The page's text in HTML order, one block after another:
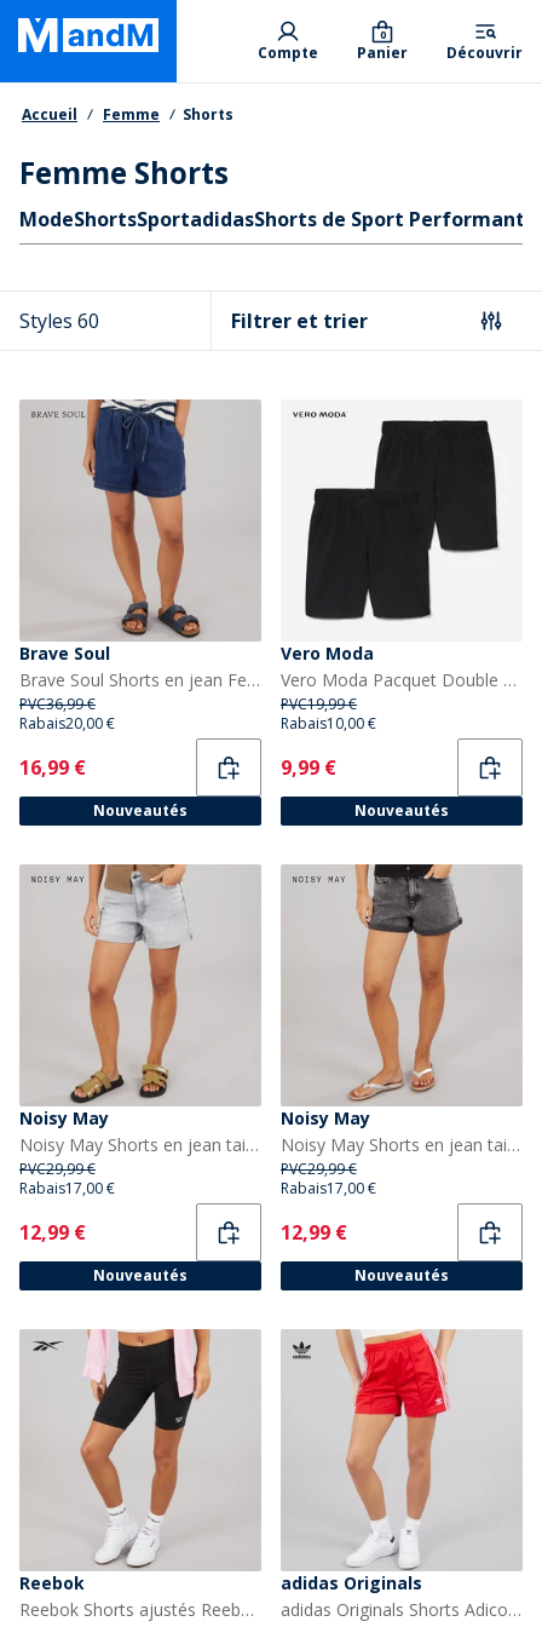
Skip
main
content
Primary departments
Compte Panier
0
Découvrir
Fil d'Ariane
Accueil Femme Shorts
Femme Shorts
Liens rapides
ModeShortsSportadidasShorts de Sport Performants
Styles 60 Filtrer et trier
Brave Soul
Brave Soul Shorts en jean Femme Indigo
PVC36,99 €
Rabais20,00 €
Current
16,99 €
Nouveautés
Vero Moda
Vero Moda Pacquet Double shorts cyclistes longs Femme Noir
PVC19,99 €
Rabais10,00 €
Current
9,99 €
Nouveautés
Noisy May
Noisy May Shorts en jean taille haute Femme Light Grey Denim
PVC29,99 €
Rabais17,00 €
Current
12,99 €
Nouveautés
Noisy May
Noisy May Shorts en jean taille haute Femme Dark Grey Denim
PVC29,99 €
Rabais17,00 €
Current
12,99 €
Nouveautés
Reebok
Reebok Shorts ajustés Reebok Identity à petit logo Femme Noir
adidas Originals
adidas Originals Shorts Adicolor Firebird Femme Better Scarlet/Blanc